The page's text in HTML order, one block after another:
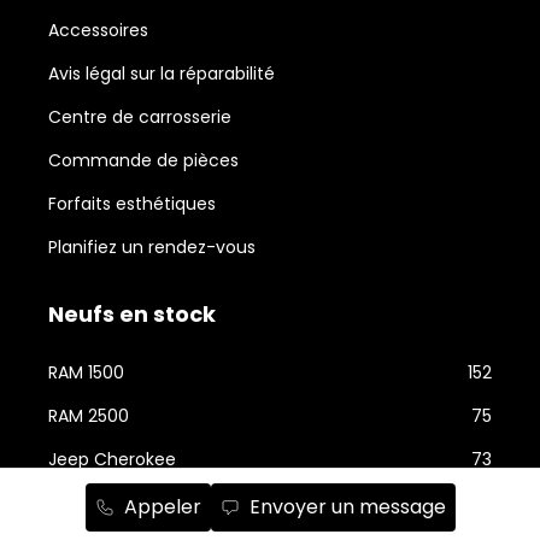
Appeler Envoyer un message
Accessoires
Avis légal sur la réparabilité
Centre de carrosserie
Commande de pièces
Forfaits esthétiques
Planifiez un rendez-vous
Neufs en stock
RAM 1500
152
RAM 2500
75
Jeep Cherokee
73
Jeep Wrangler